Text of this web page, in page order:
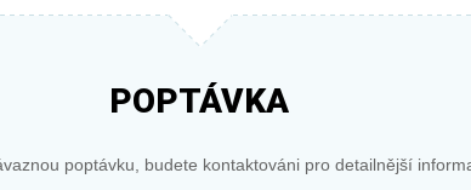
POPTÁVKA
poptávku, budete kontaktováni pro detailnější